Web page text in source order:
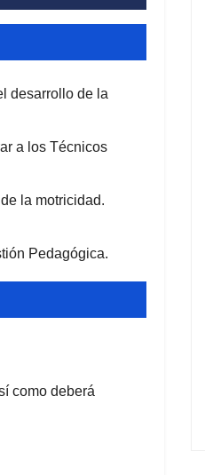
desarrollo de la
a los Técnicos
la motricidad.
Pedagógica.
como deberá